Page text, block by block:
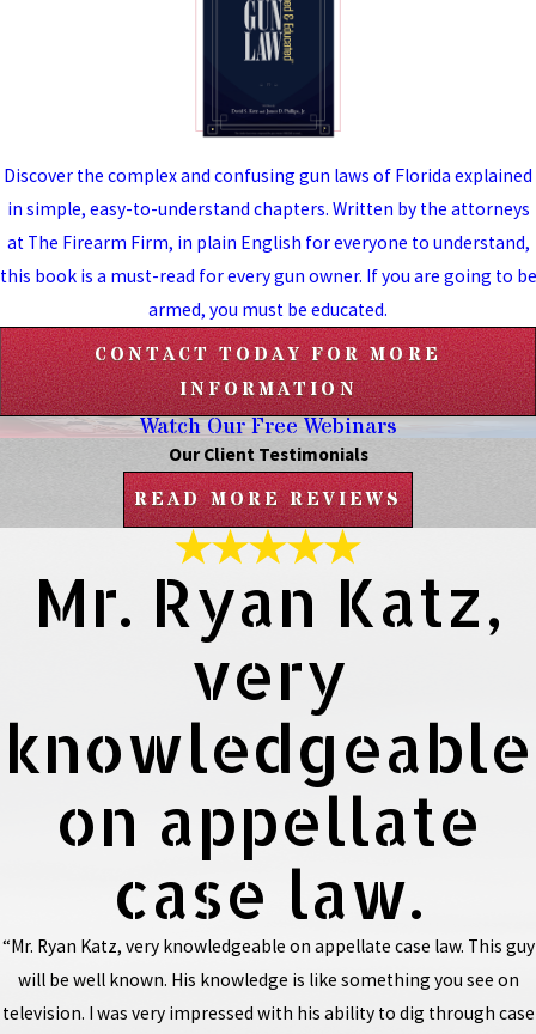
Discover the complex and confusing gun laws of Florida explained
in simple, easy-to-understand chapters. Written by the attorneys
at The Firearm Firm, in plain English for everyone to understand,
this book is a must-read for every gun owner. If you are going to be
armed, you must be educated.
CONTACT TODAY FOR MORE
INFORMATION
Watch Our Free Webinars
Our Client Testimonials
READ MORE REVIEWS
Mr. Ryan Katz,
very
knowledgeable
on appellate
case law.
“Mr. Ryan Katz, very knowledgeable on appellate case law. This guy
will be well known. His knowledge is like something you see on
television. I was very impressed with his ability to dig through case